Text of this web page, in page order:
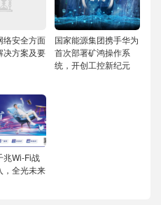
络安全方面
决方案及要
国家能源集团携手华为
首次部署矿鸿操作系
统，开创工控新纪元
兆Wi-Fi战
，全光未来